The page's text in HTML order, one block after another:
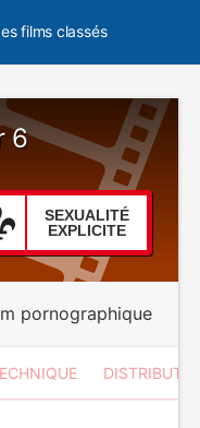
films classés
6
SEXUALITÉ
EXPLICITE
pornographique